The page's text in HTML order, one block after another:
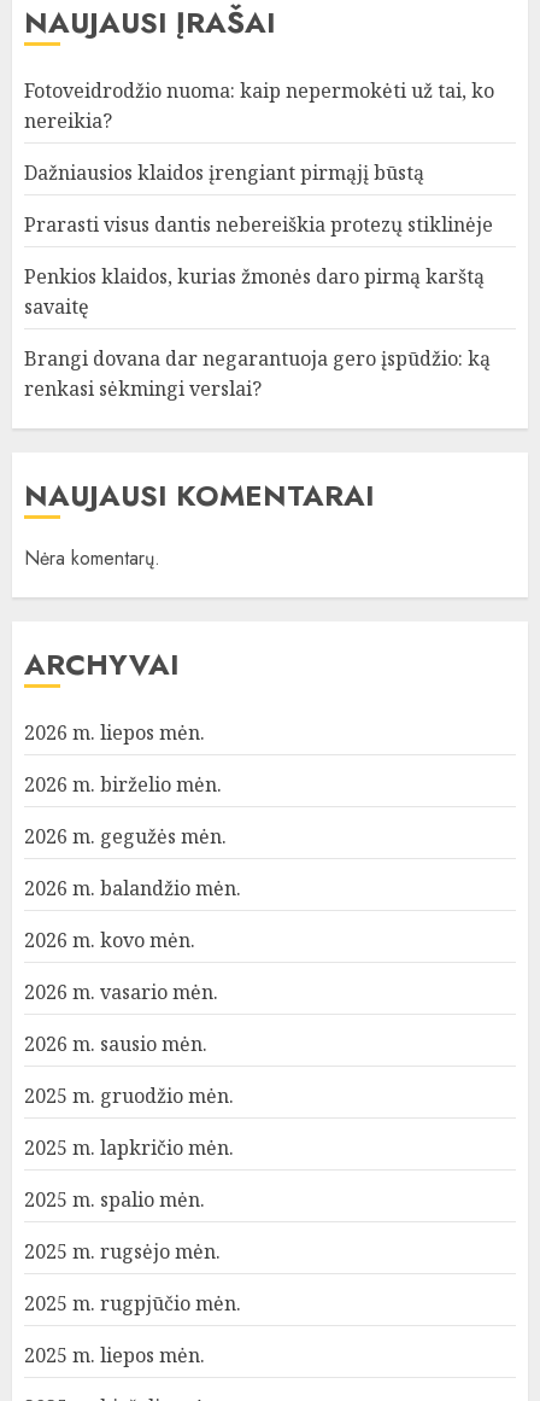
NAUJAUSI ĮRAŠAI
Fotoveidrodžio nuoma: kaip nepermokėti už tai, ko
nereikia?
Dažniausios klaidos įrengiant pirmąjį būstą
Prarasti visus dantis nebereiškia protezų stiklinėje
Penkios klaidos, kurias žmonės daro pirmą karštą
savaitę
Brangi dovana dar negarantuoja gero įspūdžio: ką
renkasi sėkmingi verslai?
NAUJAUSI KOMENTARAI
Nėra komentarų.
ARCHYVAI
2026 m. liepos mėn.
2026 m. birželio mėn.
2026 m. gegužės mėn.
2026 m. balandžio mėn.
2026 m. kovo mėn.
2026 m. vasario mėn.
2026 m. sausio mėn.
2025 m. gruodžio mėn.
2025 m. lapkričio mėn.
2025 m. spalio mėn.
2025 m. rugsėjo mėn.
2025 m. rugpjūčio mėn.
2025 m. liepos mėn.